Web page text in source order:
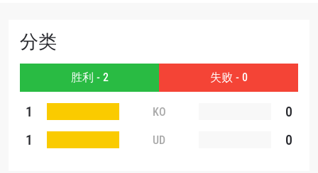
分类
胜利 - 2 失败 - 0
1 KO
0
1
UD 0
查看集锦
名字
订阅
提交此表格签署弹出免责声明，即表示您同意我们
的隐私政策，我们将收集、使用和披露您的信息。